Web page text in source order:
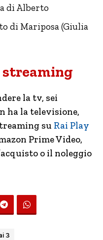
di Alberto
di Mariposa (Giulia
la tv, sei
ha la televisione,
su Rai Play
Prime Video,
o il noleggio
3